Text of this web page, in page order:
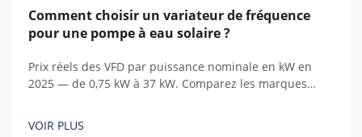
Comment choisir un variateur de fréquence
pour une pompe à eau solaire ?
Prix réels des VFD par puissance nominale en kW en
2025 — de 0,75 kW à 37 kW. Comparez les marques
VOIR PLUS